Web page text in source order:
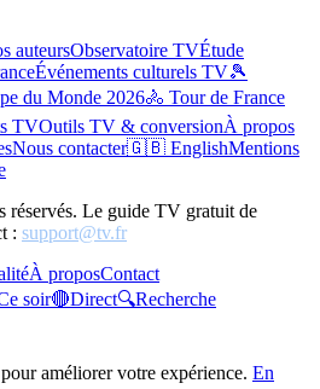
auteursObservatoire TVÉtude
Événements culturels TV🎾
du Monde 2026🚴 Tour de France
TVOutils TV & conversionÀ propos
Nous contacter🇬🇧 EnglishMentions
Le guide TV gratuit de
: support@tv.fr
À proposContact
soir🔴Direct🔍Recherche
améliorer votre expérience. En